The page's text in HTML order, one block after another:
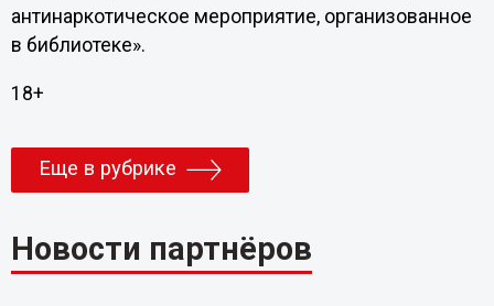
антинаркотическое мероприятие, организованное
в библиотеке».
18+
Еще в рубрике
Новости партнёров